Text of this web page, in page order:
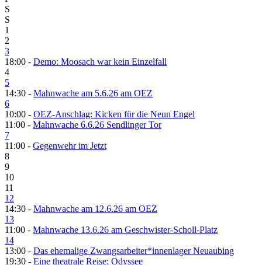
S
S
1
2
3
18:00 - Demo: Moosach war kein Einzelfall
4
5
14:30 - Mahnwache am 5.6.26 am OEZ
6
10:00 - OEZ-Anschlag: Kicken für die Neun Engel
11:00 - Mahnwache 6.6.26 Sendlinger Tor
7
11:00 - Gegenwehr im Jetzt
8
9
10
11
12
14:30 - Mahnwache am 12.6.26 am OEZ
13
11:00 - Mahnwache 13.6.26 am Geschwister-Scholl-Platz
14
13:00 - Das ehemalige Zwangsarbeiter*innenlager Neuaubing
19:30 - Eine theatrale Reise: Odyssee